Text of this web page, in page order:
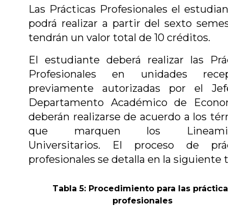
Las Prácticas Profesionales el
podrá realizar a partir del sexto
tendrán un valor total de 10 créditos.
El estudiante deberá realizar las
Profesionales en unidades
previamente autorizadas por el
Departamento Académico de
deberán realizarse de acuerdo a los
que marquen los
Universitarios. El proceso de
profesionales se detalla en la siguiente
Tabla 5: Procedimiento para las
profesionales